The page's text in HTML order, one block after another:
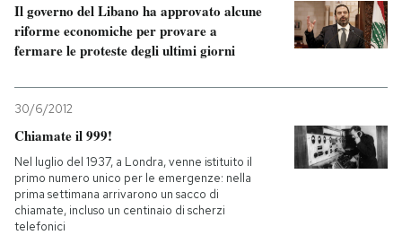
Il governo del Libano ha approvato alcune
riforme economiche per provare a
fermare le proteste degli ultimi giorni
30/6/2012
Chiamate il 999!
Nel luglio del 1937, a Londra, venne istituito il
primo numero unico per le emergenze: nella
prima settimana arrivarono un sacco di
chiamate, incluso un centinaio di scherzi
telefonici